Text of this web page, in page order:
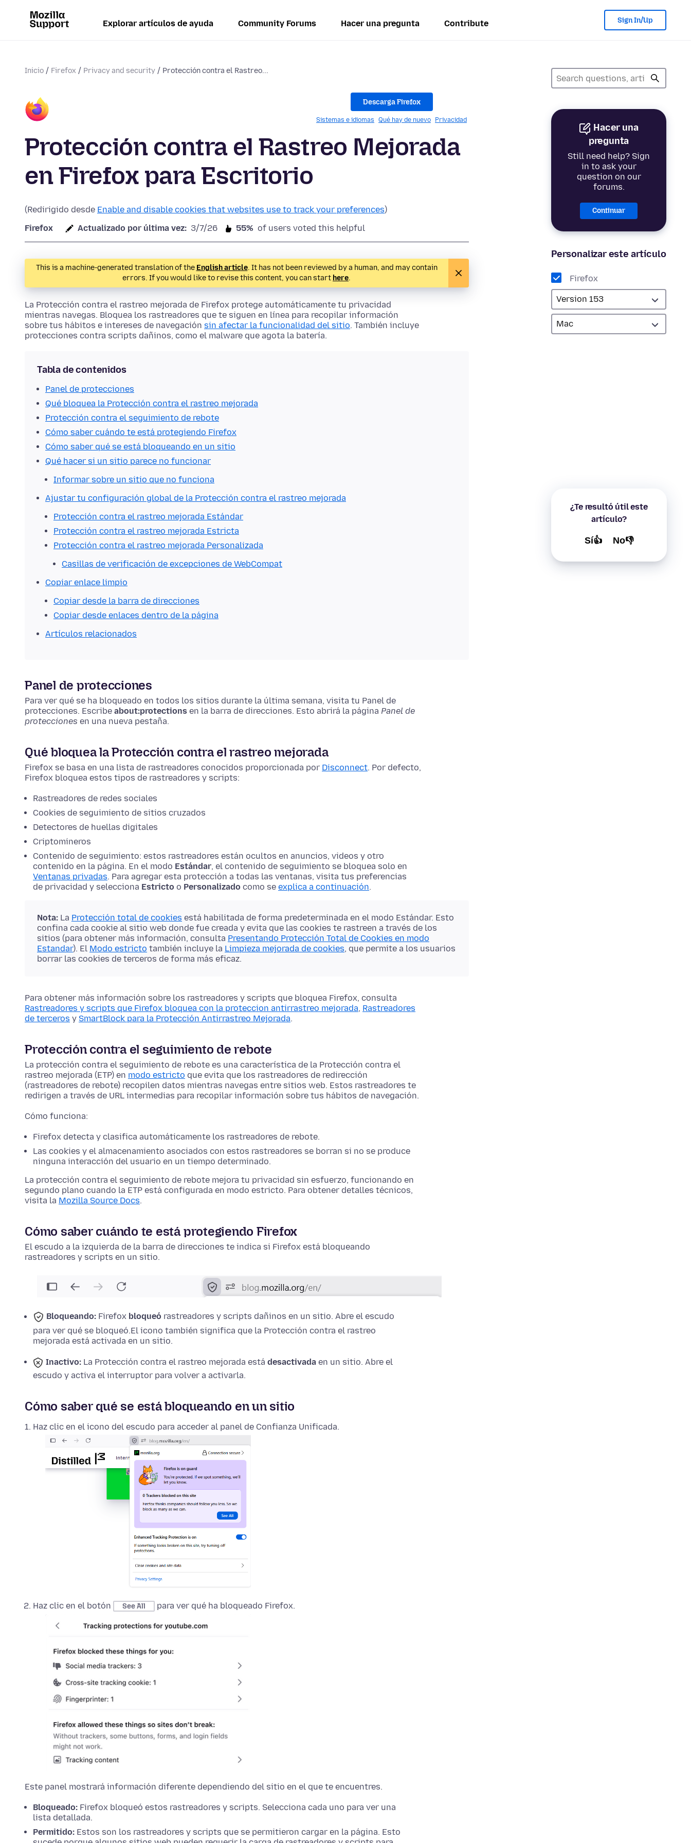
Explorar artículos de ayuda Community Forums Hacer una pregunta Contribute Sign In/Up
Inicio Firefox Privacy and security Protección contra el Rastreo...
Hacer una
pregunta
Still need help? Sign
in to ask your
question on our
forums.
Continuar
Personalizar este artículo
Firefox
¿Te resultó útil este
artículo?
Sí👍 No👎
Descarga Firefox
Sistemas e idiomas Qué hay de nuevo Privacidad
Protección contra el Rastreo Mejorada
en Firefox para Escritorio
(Redirigido desde Enable and disable cookies that websites use to track your preferences)
Firefox
Actualizado por última vez: 3/7/26 55% of users voted this helpful
This is a machine-generated translation of the English article. It has not been reviewed by a human, and may contain
errors. If you would like to revise this content, you can start here.
La Protección contra el rastreo mejorada de Firefox protege automáticamente tu privacidad
mientras navegas. Bloquea los rastreadores que te siguen en línea para recopilar información
sobre tus hábitos e intereses de navegación sin afectar la funcionalidad del sitio. También incluye
protecciones contra scripts dañinos, como el malware que agota la batería.
Tabla de contenidos
Panel de protecciones
Qué bloquea la Protección contra el rastreo mejorada
Protección contra el seguimiento de rebote
Cómo saber cuándo te está protegiendo Firefox
Cómo saber qué se está bloqueando en un sitio
Qué hacer si un sitio parece no funcionar
Informar sobre un sitio que no funciona
Ajustar tu configuración global de la Protección contra el rastreo mejorada
Protección contra el rastreo mejorada Estándar
Protección contra el rastreo mejorada Estricta
Protección contra el rastreo mejorada Personalizada
Casillas de verificación de excepciones de WebCompat
Copiar enlace limpio
Copiar desde la barra de direcciones
Copiar desde enlaces dentro de la página
Artículos relacionados
Panel de protecciones
Para ver qué se ha bloqueado en todos los sitios durante la última semana, visita tu Panel de
protecciones. Escribe about:protections en la barra de direcciones. Esto abrirá la página Panel de
protecciones en una nueva pestaña.
Qué bloquea la Protección contra el rastreo mejorada
Firefox se basa en una lista de rastreadores conocidos proporcionada por Disconnect. Por defecto,
Firefox bloquea estos tipos de rastreadores y scripts:
Rastreadores de redes sociales
Cookies de seguimiento de sitios cruzados
Detectores de huellas digitales
Criptomineros
Contenido de seguimiento: estos rastreadores están ocultos en anuncios, videos y otro
contenido en la página. En el modo Estándar, el contenido de seguimiento se bloquea solo en
Ventanas privadas. Para agregar esta protección a todas las ventanas, visita tus preferencias
de privacidad y selecciona Estricto o Personalizado como se explica a continuación.
Nota: La Protección total de cookies está habilitada de forma predeterminada en el modo Estándar. Esto
confina cada cookie al sitio web donde fue creada y evita que las cookies te rastreen a través de los
sitios (para obtener más información, consulta Presentando Protección Total de Cookies en modo
Estandar). El Modo estricto también incluye la Limpieza mejorada de cookies, que permite a los usuarios
borrar las cookies de terceros de forma más eficaz.
Para obtener más información sobre los rastreadores y scripts que bloquea Firefox, consulta
Rastreadores y scripts que Firefox bloquea con la proteccion antirrastreo mejorada, Rastreadores
de terceros y SmartBlock para la Protección Antirrastreo Mejorada.
Protección contra el seguimiento de rebote
La protección contra el seguimiento de rebote es una característica de la Protección contra el
rastreo mejorada (ETP) en modo estricto que evita que los rastreadores de redirección
(rastreadores de rebote) recopilen datos mientras navegas entre sitios web. Estos rastreadores te
redirigen a través de URL intermedias para recopilar información sobre tus hábitos de navegación.
Cómo funciona:
Firefox detecta y clasifica automáticamente los rastreadores de rebote.
Las cookies y el almacenamiento asociados con estos rastreadores se borran si no se produce
ninguna interacción del usuario en un tiempo determinado.
La protección contra el seguimiento de rebote mejora tu privacidad sin esfuerzo, funcionando en
segundo plano cuando la ETP está configurada en modo estricto. Para obtener detalles técnicos,
visita la Mozilla Source Docs.
Cómo saber cuándo te está protegiendo Firefox
El escudo a la izquierda de la barra de direcciones te indica si Firefox está bloqueando
rastreadores y scripts en un sitio.
Bloqueando: Firefox bloqueó rastreadores y scripts dañinos en un sitio. Abre el escudo
para ver qué se bloqueó.El icono también significa que la Protección contra el rastreo
mejorada está activada en un sitio.
Inactivo: La Protección contra el rastreo mejorada está desactivada en un sitio. Abre el
escudo y activa el interruptor para volver a activarla.
Cómo saber qué se está bloqueando en un sitio
Haz clic en el icono del escudo para acceder al panel de Confianza Unificada.
Haz clic en el botón See All para ver qué ha bloqueado Firefox.
Este panel mostrará información diferente dependiendo del sitio en el que te encuentres.
Bloqueado: Firefox bloqueó estos rastreadores y scripts. Selecciona cada uno para ver una
lista detallada.
Permitido: Estos son los rastreadores y scripts que se permitieron cargar en la página. Esto